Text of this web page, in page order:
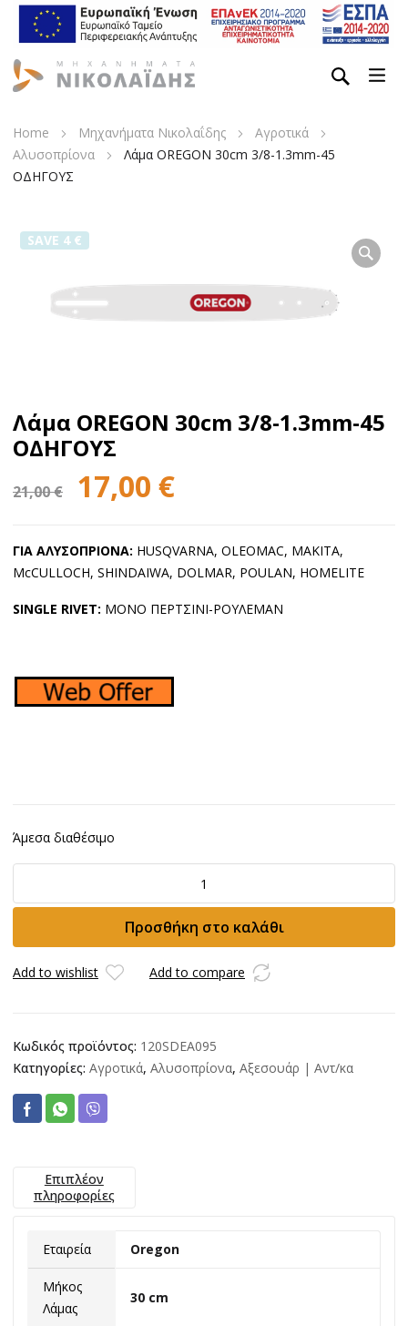
Home Μηχανήματα Νικολαΐδης
Αγροτικά
Αλυσοπρίονα
Λάμα OREGON 30cm 3/8-1.3mm-45
ΟΔΗΓΟΥΣ
SAVE 4 €
Λάμα OREGON 30cm 3/8-1.3mm-45
ΟΔΗΓΟΥΣ
21,00€ Original
price
was:
21,00 €.
17,00 €Η
τιμή
είναι:
17,00 €.
ΓΙΑ ΑΛΥΣΟΠΡΙΟΝΑ: HUSQVARNA, OLEOMAC, MAKITA,
McCULLOCH, SHINDAIWA, DOLMAR, POULAN, HOMELITE
SINGLE RIVET: ΜΟΝΟ ΠΕΡΤΣΙΝΙ-ΡΟΥΛΕΜΑΝ
Άμεσα διαθέσιμο
30cm
1.3mm-
45
Προσθήκη στο καλάθι
Add to wishlist Add to compare
Κωδικός προϊόντος: 120SDEA095
Κατηγορίες: Αγροτικά, Αλυσοπρίονα, Αξεσουάρ | Αντ/κα
Επιπλέον
πληροφορίες
Εταιρεία Oregon
Μήκος
Λάμας
30 cm